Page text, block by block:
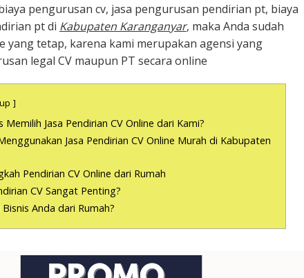
pengurusan cv, jasa pengurusan pendirian pt, biaya
pt di Kabupaten Karanganyar, maka Anda sudah
yang tetap, karena kami merupakan agensi yang
legal CV maupun PT secara online
Memilih Jasa Pendirian CV Online dari Kami?
Jasa Pendirian CV Online Murah di Kabupaten
Pendirian CV Online dari Rumah
CV Sangat Penting?
Anda dari Rumah?